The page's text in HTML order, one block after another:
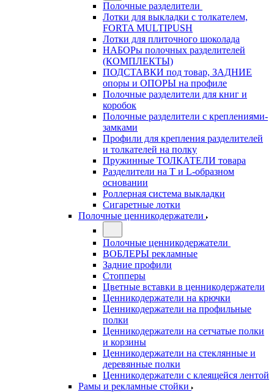
Полочные разделители
Лотки для выкладки с толкателем,
FORTA MULTIPUSH
Лотки для плиточного шоколада
НАБОРы полочных разделителей
(КОМПЛЕКТЫ)
ПОДСТАВКИ под товар, ЗАДНИЕ
опоры и ОПОРЫ на профиле
Полочные разделители для книг и
коробок
Полочные разделители с креплениями-
замками
Профили для крепления разделителей
и толкателей на полку
Пружинные ТОЛКАТЕЛИ товара
Разделители на Т и L-образном
основании
Роллерная система выкладки
Сигаретные лотки
Полочные ценникодержатели
Полочные ценникодержатели
ВОБЛЕРЫ рекламные
Задние профили
Стопперы
Цветные вставки в ценникодержатели
Ценникодержатели на крючки
Ценникодержатели на профильные
полки
Ценникодержатели на сетчатые полки
и корзины
Ценникодержатели на стеклянные и
деревянные полки
Ценникодержатели с клеящейся лентой
Рамы и рекламные стойки